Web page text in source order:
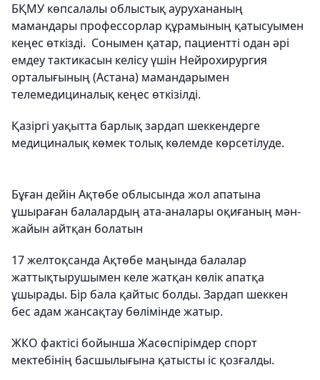
БҚМУ көпсалалы облыстық аурухананың
мамандары профессорлар құрамының қатысуымен
кеңес өткізді. Сонымен қатар, пациентті одан әрі
емдеу тактикасын келісу үшін Нейрохирургия
орталығының (Астана) мамандарымен
телемедициналық кеңес өткізілді.
Қазіргі уақытта барлық зардап шеккендерге
медициналық көмек толық көлемде көрсетілуде.
Бұған дейін Ақтөбе облысында жол апатына
ұшыраған балалардың ата-аналары оқиғаның мән-
жайын айтқан болатын
17 желтоқсанда Ақтөбе маңында балалар
жаттықтырушымен келе жатқан көлік апатқа
ұшырады. Бір бала қайтыс болды. Зардап шеккен
бес адам жансақтау бөлімінде жатыр.
ЖКО фактісі бойынша Жасөспірімдер спорт
мектебінің басшылығына қатысты іс қозғалды.